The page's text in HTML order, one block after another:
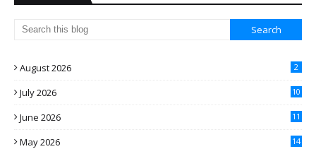
August 2026 2
July 2026 10
June 2026 11
May 2026 14